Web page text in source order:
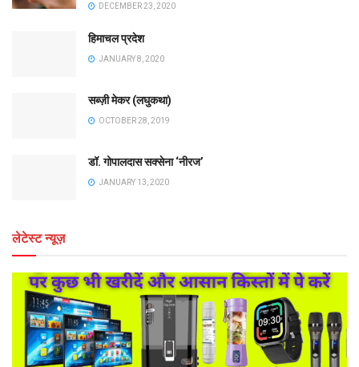
DECEMBER 23, 2020
हिमाचल प्रदेश
JANUARY 8, 2020
सब्ज़ी मेकर (लघुकथा)
OCTOBER 28, 2019
डॉ. गोपालदास सक्सेना ‘नीरज’
JANUARY 13, 2020
लेटेस्ट न्यूज़